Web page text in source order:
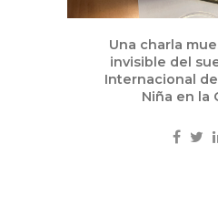
Una charla
invisible del
Internacional
Niña en la